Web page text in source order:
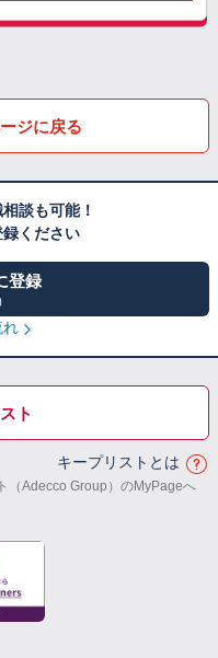
ジに戻る
談も可能！
ください
登録
れ
ト
キープリストとは
（Adecco Group）のMyPageへ